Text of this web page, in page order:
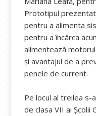
Prototipul
pentru a alimenta
pentru a încărca
alimentează
și avantajul de a
penele de current.
Pe locul al treilea s-
de clasa VII ai Școlii